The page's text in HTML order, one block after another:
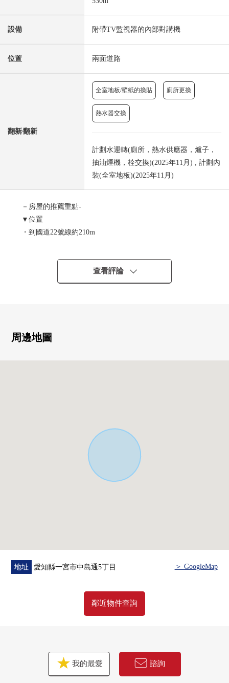
設備 附帶TV監視器的內部對講機
位置 兩面道路
翻新⁄翻新
全室地板/壁紙的換貼 廁所更換
熱水器交換
計劃水運轉(廁所，熱水供應器，爐子，
抽油煙機，栓交換)(2025年11月) , 計劃內
裝(全室地板)(2025年11月)
－房屋的推薦重點-
▼位置
・到國道22號線約210m
・両面道路接道(東南一側道路，北西側道路接道)
▼主要的翻新內容(2025年11月完成)
・到Kanesue宮西店約1,200m
・到7-Eleven佐千原商店約450m
查看評論
周邊地圖
地址 愛知縣一宮市中島通5丁目 ＞ GoogleMap
鄰近物件查詢
我的最愛 諮詢